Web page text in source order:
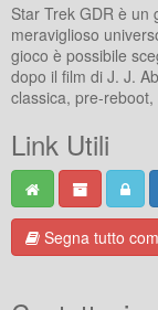
Star Trek GDR è un
meraviglioso
gioco è possibile
dopo il film di J. J.
classica, pre-
Link Utili
Segna tutto